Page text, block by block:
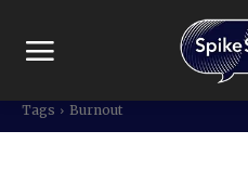
Tags Burnout